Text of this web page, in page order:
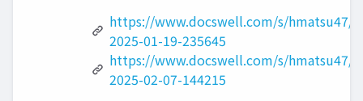
https://www.docswell.com/s/hmatsu47/
2025-01-19-235645
https://www.docswell.com/s/hmatsu47/
2025-02-07-144215